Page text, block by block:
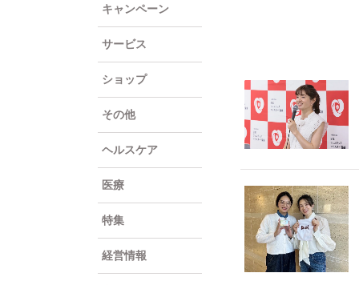
キャンペーン
サービス
ショップ
その他
ヘルスケア
医療
特集
経営情報